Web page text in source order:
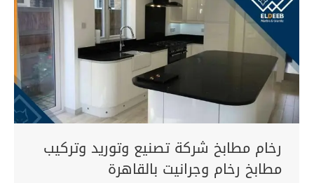
رخام مطابخ شركة تصنيع وتوريد وتركيب
مطابخ رخام وجرانيت بالقاهرة